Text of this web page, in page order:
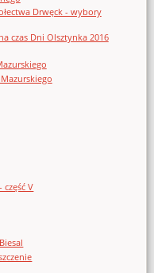
Drwęck - wybory
czas Dni Olsztynka 2016
V